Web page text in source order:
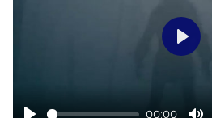
00:00
Play